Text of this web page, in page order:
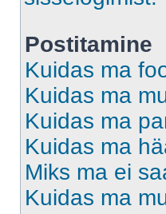
Postitamine
Kuidas ma
Kuidas ma
Kuidas ma
Kuidas ma
Miks ma ei
Kuidas ma